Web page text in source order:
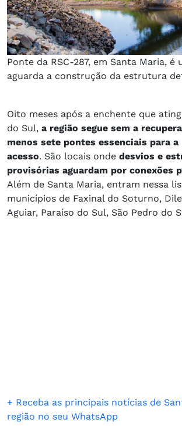
Ponte da RSC-287, em Santa Maria, é
aguarda a construção da estrutura
Oito meses após a enchente que
do Sul, a região segue sem a
menos sete pontes essenciais para
acesso. São locais onde desvios e
provisórias aguardam por conexões
Além de Santa Maria, entram nessa
municípios de Faxinal do Soturno,
Aguiar, Paraíso do Sul, São Pedro do
+ Receba as principais notícias de
região no seu WhatsApp